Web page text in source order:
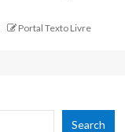
Portal Texto Livre
Search